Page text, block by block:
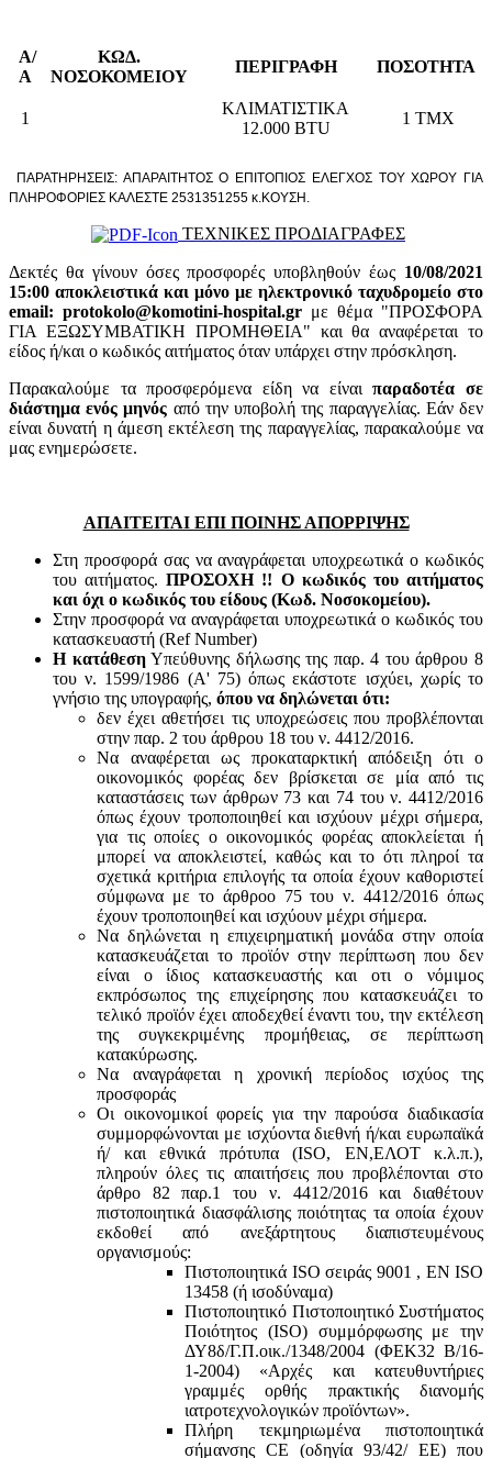
Α/
Α
ΚΩΔ.
ΝΟΣΟΚΟΜΕΙΟΥ
ΠΕΡΙΓΡΑΦΗ ΠΟΣΟΤΗΤΑ
1
ΚΛΙΜΑΤΙΣΤΙΚΑ
12.000 BTU
1 ΤΜΧ
ΠΑΡΑΤΗΡΗΣΕΙΣ: ΑΠΑΡΑΙΤΗΤΟΣ Ο ΕΠΙΤΟΠΙΟΣ ΕΛΕΓΧΟΣ ΤΟΥ ΧΩΡΟΥ ΓΙΑ
ΠΛΗΡΟΦΟΡΙΕΣ ΚΑΛΕΣΤΕ 2531351255 κ.ΚΟΥΣΗ.
ΤΕΧΝΙΚΕΣ ΠΡΟΔΙΑΓΡΑΦΕΣ
Δεκτές θα γίνουν όσες προσφορές υποβληθούν έως 10/08/2021
15:00 αποκλειστικά και μόνο με ηλεκτρονικό ταχυδρομείο στο
email: protokolo@komotini-hospital.gr με θέμα "ΠΡΟΣΦΟΡΑ
ΓΙΑ ΕΞΩΣΥΜΒΑΤΙΚΗ ΠΡΟΜΗΘΕΙΑ" και θα αναφέρεται το
είδος ή/και ο κωδικός αιτήματος όταν υπάρχει στην πρόσκληση.
Παρακαλούμε τα προσφερόμενα είδη να είναιπαραδοτέα σε
διάστημα ενός μηνός από την υποβολή της παραγγελίας. Εάν δεν
είναι δυνατή η άμεση εκτέλεση της παραγγελίας, παρακαλούμε να
μας ενημερώσετε.
ΑΠΑΙΤΕΙΤΑΙ ΕΠΙ ΠΟΙΝΗΣ ΑΠΟΡΡΙΨΗΣ
Στη προσφορά σας να αναγράφεται υποχρεωτικά ο κωδικός
του αιτήματος.ΠΡΟΣΟΧΗ !! Ο κωδικός του αιτήματος
και όχι ο κωδικός του είδους (Κωδ. Νοσοκομείου).
Στην προσφορά να αναγράφεται υποχρεωτικά ο κωδικός του
κατασκευαστή (Ref Number)
Η κατάθεσηΥπεύθυνης δήλωσης της παρ. 4 του άρθρου 8
του ν. 1599/1986 (Α' 75) όπως εκάστοτε ισχύει, χωρίς το
γνήσιο της υπογραφής, όπου να δηλώνεται ότι:
δεν έχει αθετήσει τις υποχρεώσεις που προβλέπονται
στην παρ. 2 του άρθρου 18 του ν. 4412/2016.
Να αναφέρεται ως προκαταρκτική απόδειξη ότι ο
οικονομικός φορέας δεν βρίσκεται σε μία από τις
καταστάσεις των άρθρων 73 και 74 του ν. 4412/2016
όπως έχουν τροποποιηθεί και ισχύουν μέχρι σήμερα,
για τις οποίες ο οικονομικός φορέας αποκλείεται ή
μπορεί να αποκλειστεί, καθώς και το ότι πληροί τα
σχετικά κριτήρια επιλογής τα οποία έχουν καθοριστεί
σύμφωνα με τo άρθροo 75 του ν. 4412/2016 όπως
έχουν τροποποιηθεί και ισχύουν μέχρι σήμερα.
Να δηλώνεται η επιχειρηματική μονάδα στην οποία
κατασκευάζεται το προϊόν στην περίπτωση που δεν
είναι ο ίδιος κατασκευαστής και oτι ο νόμιμος
εκπρόσωπος της επιχείρησης που κατασκευάζει το
τελικό προϊόν έχει αποδεχθεί έναντι του, την εκτέλεση
της συγκεκριμένης προμήθειας, σε περίπτωση
κατακύρωσης.
Να αναγράφεται η χρονική περίοδος ισχύος της
προσφοράς
Οι οικονομικοί φορείς για την παρούσα διαδικασία
συμμορφώνονται με ισχύοντα διεθνή ή/και ευρωπαϊκά
ή/ και εθνικά πρότυπα (ISO, ΕΝ,ΕΛΟΤ κ.λ.π.),
πληρούν όλες τις απαιτήσεις που προβλέπονται στο
άρθρο 82 παρ.1 του ν. 4412/2016 και διαθέτουν
πιστοποιητικά διασφάλισης ποιότητας τα οποία έχουν
εκδοθεί από ανεξάρτητους διαπιστευμένους
οργανισμούς:
Πιστοποιητικά ISO σειράς 9001 , ΕΝ ISO
13458 (ή ισοδύναμα)
Πιστοποιητικό Πιστοποιητικό Συστήματος
Ποιότητος (ISO) συμμόρφωσης με την
ΔΥ8δ/Γ.Π.οικ./1348/2004 (ΦΕΚ32 Β/16-
1-2004) «Αρχές και κατευθυντήριες
γραμμές ορθής πρακτικής διανομής
ιατροτεχνολογικών προϊόντων».
Πλήρη τεκμηριωμένα πιστοποιητικά
σήμανσης CE (οδηγία 93/42/ ΕΕ) που